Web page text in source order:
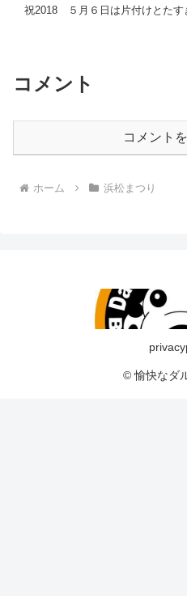
祝2018 ５月６日は片付けとたす
コメント
コメント
ホーム 浜松まつり
© 愉快なダ